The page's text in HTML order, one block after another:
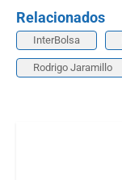
Relacionados
InterBolsa
Rodrigo Jaramillo